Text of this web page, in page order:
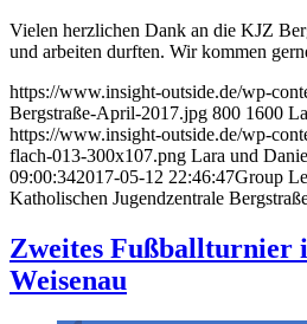
Vielen herzlichen Dank an die KJZ
und arbeiten durften. Wir kommen
https://www.insight-outside.de/wp-
Bergstraße-April-2017.jpg 800 1600
https://www.insight-outside.de/wp-
flach-013-300x107.png Lara und
09:00:342017-05-12 22:46:47Group
Katholischen Jugendzentrale
Zweites Fußballturnier
Weisenau